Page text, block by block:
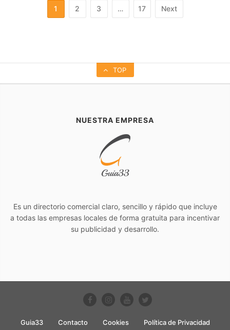
1 2 3 … 17 Next
TOP
NUESTRA EMPRESA
Es un directorio comercial claro, sencillo y rápido que incluye
a todas las empresas locales de forma gratuita para incentivar
su publicidad y desarrollo.
Guia33 Contacto Cookies Política de Privacidad